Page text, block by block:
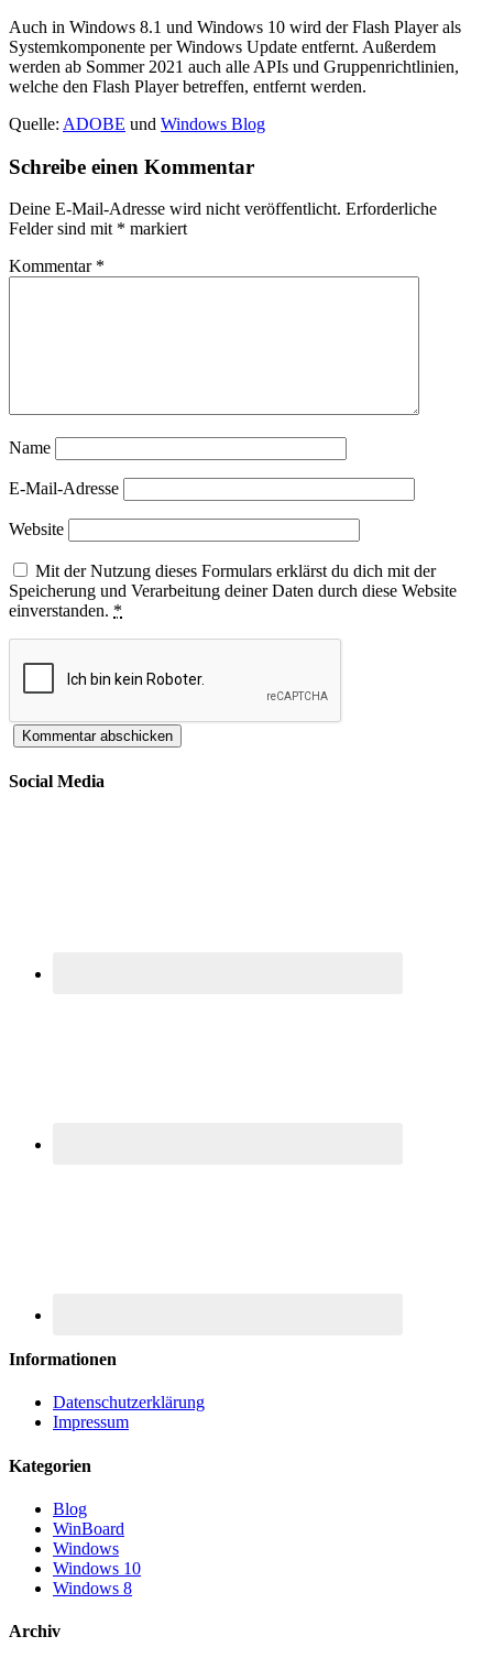
Auch in Windows 8.1 und Windows 10 wird der Flash Player als
Systemkomponente per Windows Update entfernt. Außerdem
werden ab Sommer 2021 auch alle APIs und Gruppenrichtlinien,
welche den Flash Player betreffen, entfernt werden.
Quelle: ADOBE und Windows Blog
Schreibe einen Kommentar
Deine E-Mail-Adresse wird nicht veröffentlicht. Erforderliche
Felder sind mit * markiert
Kommentar *
Name
E-Mail-Adresse
Website
Mit der Nutzung dieses Formulars erklärst du dich mit der
Speicherung und Verarbeitung deiner Daten durch diese Website
einverstanden. *
Social Media
Informationen
Datenschutzerklärung
Impressum
Kategorien
Blog
WinBoard
Windows
Windows 10
Windows 8
Archiv